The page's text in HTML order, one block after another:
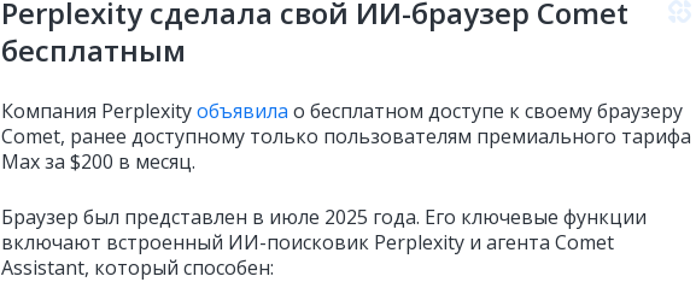
Perplexity сделала свой ИИ-браузер Comet
бесплатным
Компания Perplexityобъявила о бесплатном доступе к своему браузеру
Comet, ранее доступному только пользователям премиального тарифа
Max за $200 в месяц.
Браузер был представлен в июле 2025 года. Его ключевые функции
включают встроенный ИИ-поисковик Perplexity и агента Comet
Assistant, который способен: